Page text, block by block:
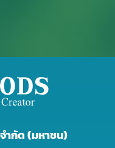
ำกัด (มหาชน)